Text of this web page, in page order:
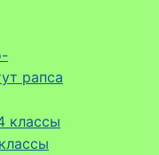
рапса
классы